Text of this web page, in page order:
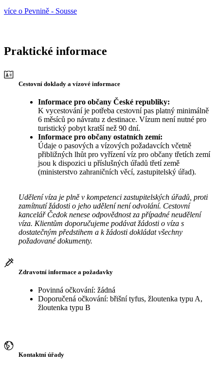
více o Pevnině - Sousse
Praktické informace
Cestovní doklady a vízové informace
Informace pro občany České republiky:
K vycestování je potřeba cestovní pas platný minimálně
6 měsíců po návratu z destinace. Vízum není nutné pro
turistický pobyt kratší než 90 dní.
Informace pro občany ostatních zemí:
Údaje o pasových a vízových požadavcích včetně
přibližných lhůt pro vyřízení víz pro občany třetích zemí
jsou k dispozici u příslušných úřadů třetí země
(ministerstvo zahraničních věcí, zastupitelský úřad).
Udělení víza je plně v kompetenci zastupitelských úřadů, proti
zamítnutí žádosti o jeho udělení není odvolání. Cestovní
kancelář Čedok nenese odpovědnost za případné neudělení
víza. Klientům doporučujeme podávat žádosti o víza s
dostatečným předstihem a k žádosti dokládat všechny
požadované dokumenty.
Zdravotní informace a požadavky
Povinná očkování: žádná
Doporučená očkování: břišní tyfus, žloutenka typu A,
žloutenka typu B
Kontaktní úřady